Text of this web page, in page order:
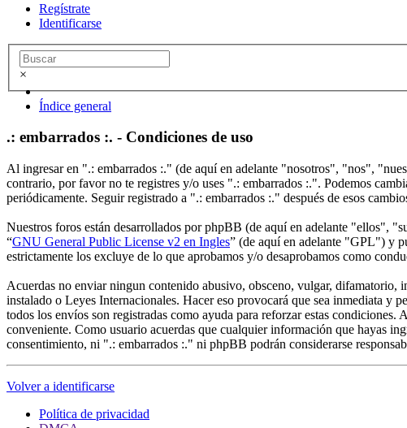
Regístrate
Identificarse
×
Índice general
.: embarrados :. - Condiciones de uso
Al ingresar en ".: embarrados :." (de aquí en adelante "nosotros", "nos",
contrario, por favor no te registres y/o uses ".: embarrados :.". Podemos
periódicamente. Seguir registrado a ".: embarrados :." después de esos
Nuestros foros están desarrollados por phpBB (de aquí en adelante
“GNU General Public License v2 en Ingles” (de aquí en adelante "GPL") y
estrictamente los excluye de lo que aprobamos y/o desaprobamos como
Acuerdas no enviar ningun contenido abusivo, obsceno, vulgar, difamatorio,
instalado o Leyes Internacionales. Hacer eso provocará que sea inmediata y
todos los envíos son registradas como ayuda para reforzar estas
conveniente. Como usuario acuerdas que cualquier información que hayas
consentimiento, ni ".: embarrados :." ni phpBB podrán considerarse
Volver a identificarse
Política de privacidad